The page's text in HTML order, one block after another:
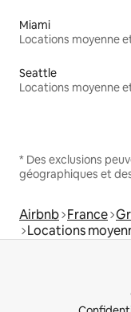
Miami
Seattle
* Des exclusions
géographiques et
Airbnb France
Locations